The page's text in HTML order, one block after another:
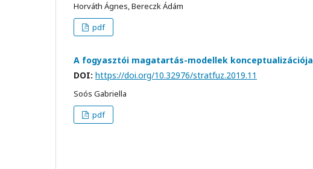
Horváth Ágnes, Bereczk Ádám
pdf
A fogyasztói magatartás-modellek konceptualizációja
DOI: https://doi.org/10.32976/stratfuz.2019.11
Soós Gabriella
pdf